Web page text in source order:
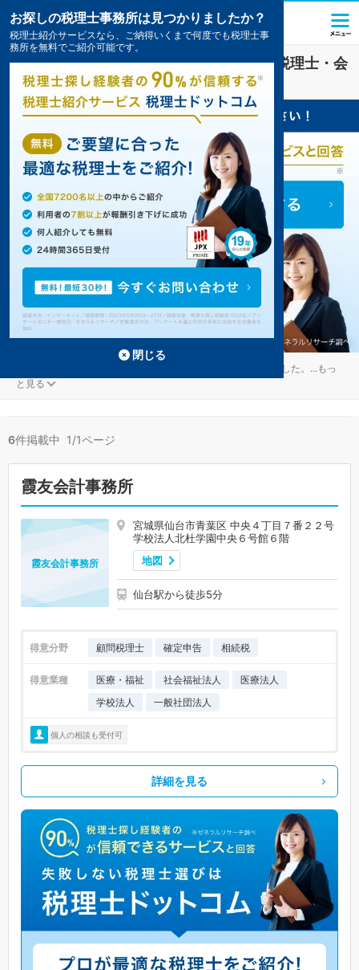
一般社団法人業界に強い仙台市青葉区の税理士・会
計事務所の一覧6件掲載中
一般社団法人が得意な仙台市青葉区の事務所が6件見つかりました。 ...もっ
と見る
6件掲載中 1/1ページ
霞友会計事務所
宮城県仙台市青葉区 中央４丁目７番２２号
学校法人北杜学園中央６号館６階
地図
仙台駅から徒歩5分
霞友会計事務所
得意分野 顧問税理士 確定申告 相続税
得意業種 医療・福祉 社会福祉法人
医療法人
学校法人
一般社団法人
個人の相談も受付可
詳細を見る
お探しの税理士事務所は見つかりましたか？
税理士紹介サービスなら、ご納得いくまで何度でも税理士事
務所を無料でご紹介可能です。
閉じる